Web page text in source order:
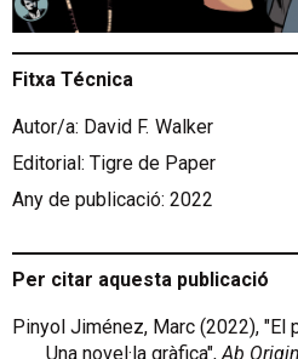
Fitxa Técnica
Autor/a: David F. Walker
Editorial: Tigre de Paper
Any de publicació: 2022
Per citar aquesta publicació
Pinyol Jiménez, Marc (2022),
Una novel·la gràfica", Ab